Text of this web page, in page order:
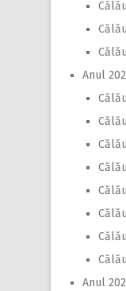
Anul
Anul